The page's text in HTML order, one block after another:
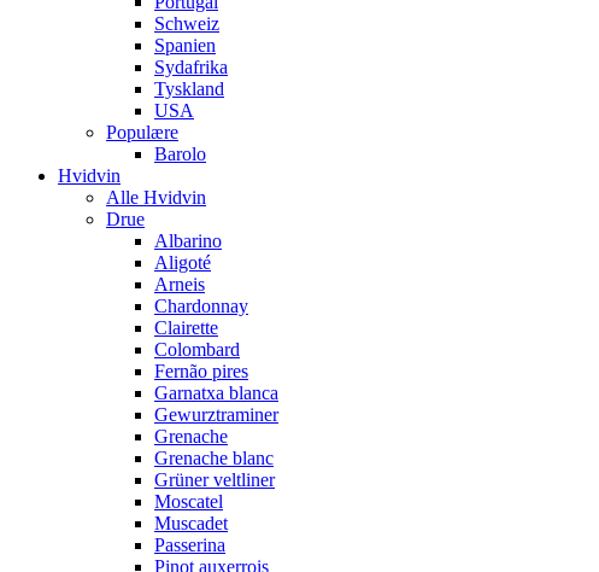
Schweiz
Spanien
Sydafrika
Tyskland
USA
Populære
Barolo
Hvidvin
Alle Hvidvin
Drue
Albarino
Aligoté
Arneis
Chardonnay
Clairette
Colombard
Fernão pires
Garnatxa blanca
Gewurztraminer
Grenache
Grenache blanc
Grüner veltliner
Moscatel
Muscadet
Passerina
Pinot auxerrois